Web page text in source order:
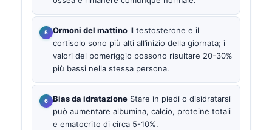
Ormoni del mattino Il testosterone e il
cortisolo sono più alti all’inizio della giornata; i
valori del pomeriggio possono risultare 20-30%
più bassi nella stessa persona.
Bias da idratazione Stare in piedi o disidratarsi
può aumentare albumina, calcio, proteine totali
e ematocrito di circa 5-10%.